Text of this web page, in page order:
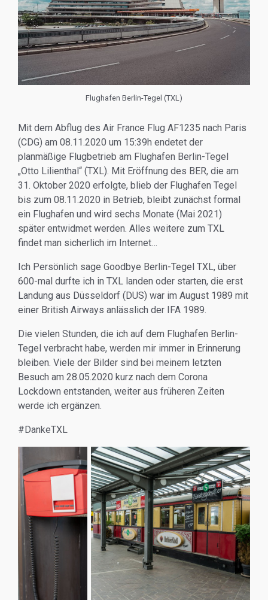
Flughafen Berlin-Tegel (TXL)
Mit dem Abflug des Air France Flug AF1235 nach Paris
(CDG) am 08.11.2020 um 15:39h endetet der
planmäßige Flugbetrieb am Flughafen Berlin-Tegel
„Otto Lilienthal“ (TXL). Mit Eröffnung des BER, die am
31. Oktober 2020 erfolgte, blieb der Flughafen Tegel
bis zum 08.11.2020 in Betrieb, bleibt zunächst formal
ein Flughafen und wird sechs Monate (Mai 2021)
später entwidmet werden. Alles weitere zum TXL
findet man sicherlich im Internet…
Ich Persönlich sage Goodbye Berlin-Tegel TXL, über
600-mal durfte ich in TXL landen oder starten, die erst
Landung aus Düsseldorf (DUS) war im August 1989 mit
einer British Airways anlässlich der IFA 1989.
Die vielen Stunden, die ich auf dem Flughafen Berlin-
Tegel verbracht habe, werden mir immer in Erinnerung
bleiben. Viele der Bilder sind bei meinem letzten
Besuch am 28.05.2020 kurz nach dem Corona
Lockdown entstanden, weiter aus früheren Zeiten
werde ich ergänzen.
#DankeTXL